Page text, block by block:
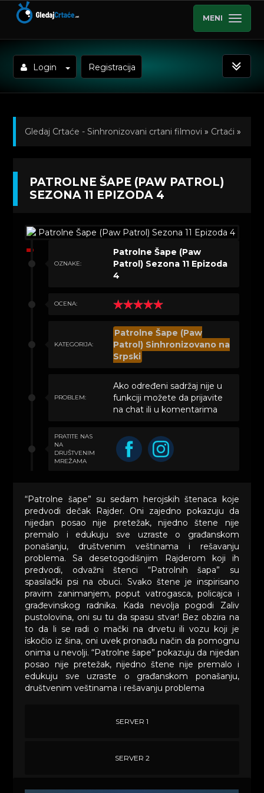
MENI
Login Registracija
Gledaj Crtaće - Sinhronizovani crtani filmovi » Crtaći »
»Kratkometrazni crtani filmovi» Patrolne Šape (Paw
PATROLNE ŠAPE (PAW PATROL)
SEZONA 11 EPIZODA 4
OZNAKE:
Patrolne Šape (Paw
Patrol) Sezona 11 Epizoda
4
OCENA:
KATEGORIJA:
Patrolne Šape (Paw
Patrol) Sinhronizovano na
Srpski
PROBLEM:
Ako određeni sadržaj nije u
funkciji možete da prijavite
na chat ili u komentarima
PRATITE NAS
NA
DRUŠTVENIM
MREŽAMA
“Patrolne šape” su sedam herojskih štenaca koje
predvodi dečak Rajder. Oni zajedno pokazuju da
nijedan posao nije pretežak, nijedno štene nije
premalo i edukuju sve uzraste o građanskom
ponašanju, društvenim veštinama i rešavanju
problema. Sa desetogodišnjim Rajderom koji ih
predvodi, odvažni štenci “Patrolnih šapa” su
spasilački psi na obuci. Svako štene je inspirisano
pravim zanimanjem, poput vatrogasca, policajca i
građevinskog radnika. Kada nevolja pogodi Zaliv
pustolovina, oni su tu da spasu stvar! Bez obzira na
to da li se radi o mački na drvetu ili vozu koji je
iskočio iz šina, oni uvek pronađu način da pomognu
onima u nevolji. “Patrolne šape” pokazuju da nijedan
posao nije pretežak, nijedno štene nije premalo i
edukuju sve uzraste o građanskom ponašanju,
društvenim veštinama i rešavanju problema
SERVER 1
SERVER 2